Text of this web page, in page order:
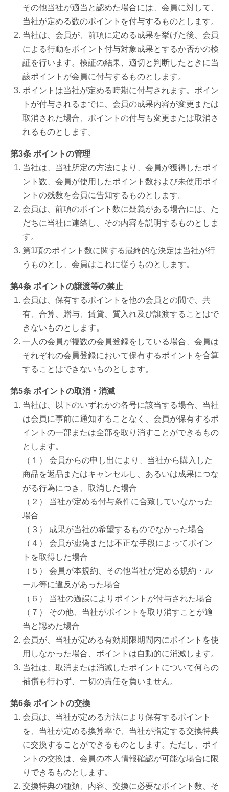
その他当社が適当と認めた場合には、会員に対して、
当社が定める数のポイントを付与するものとします。
当社は、会員が、前項に定める成果を挙げた後、会員
による行動をポイント付与対象成果とするか否かの検
証を行います。検証の結果、適切と判断したときに当
該ポイントが会員に付与するものとします。
ポイントは当社が定める時期に付与されます。ポイン
トが付与されるまでに、会員の成果内容が変更または
取消された場合、ポイントの付与も変更または取消さ
れるものとします。
第3条 ポイントの管理
当社は、当社所定の方法により、会員が獲得したポイ
ント数、会員が使用したポイント数および未使用ポイ
ントの残数を会員に告知するものとします。
会員は、前項のポイント数に疑義がある場合には、た
だちに当社に連絡し、その内容を説明するものとしま
す。
第1項のポイント数に関する最終的な決定は当社が行
うものとし、会員はこれに従うものとします。
第4条 ポイントの譲渡等の禁止
会員は、保有するポイントを他の会員との間で、共
有、合算、贈与、賃貸、質入れ及び譲渡することはで
きないものとします。
一人の会員が複数の会員登録をしている場合、会員は
それぞれの会員登録において保有するポイントを合算
することはできないものとします。
第5条 ポイントの取消・消滅
当社は、以下のいずれかの各号に該当する場合、当社
は会員に事前に通知することなく、会員が保有するポ
イントの一部または全部を取り消すことができるもの
とします。
（１） 会員からの申し出により、当社から購入した
商品を返品またはキャンセルし、あるいは成果につな
がる行為につき、取消した場合
（２） 当社が定める付与条件に合致していなかった
場合
（３） 成果が当社の希望するものでなかった場合
（４） 会員が虚偽または不正な手段によってポイン
トを取得した場合
（５） 会員が本規約、その他当社が定める規約・ル
ール等に違反があった場合
（６） 当社の過誤によりポイントが付与された場合
（７） その他、当社がポイントを取り消すことが適
当と認めた場合
会員が、当社が定める有効期限期間内にポイントを使
用しなかった場合、ポイントは自動的に消滅します。
当社は、取消または消滅したポイントについて何らの
補償も行わず、一切の責任を負いません。
第6条 ポイントの交換
会員は、当社が定める方法により保有するポイント
を、当社が定める換算率で、当社が指定する交換特典
に交換することができるものとします。ただし、ポイ
ントの交換は、会員の本人情報確認が可能な場合に限
りできるものとします。
交換特典の種類、内容、交換に必要なポイント数、そ